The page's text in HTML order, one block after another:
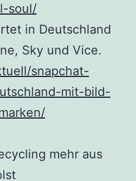
soul/
in Deutschland
Sky und Vice.
snapchat-
mit-bild-
mehr aus